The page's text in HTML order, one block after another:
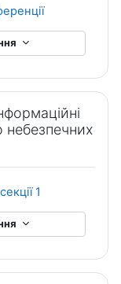
небезпечних
1